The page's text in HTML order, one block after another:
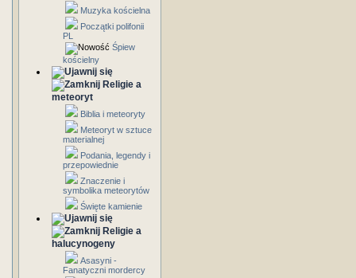
Muzyka kościelna
Początki polifonii
PL
Śpiew
kościelny
Religie a
meteoryt
Biblia i meteoryty
Meteoryt w sztuce
materialnej
Podania, legendy i
przepowiednie
Znaczenie i
symbolika meteorytów
Święte kamienie
Religie a
halucynogeny
Asasyni -
Fanatyczni mordercy